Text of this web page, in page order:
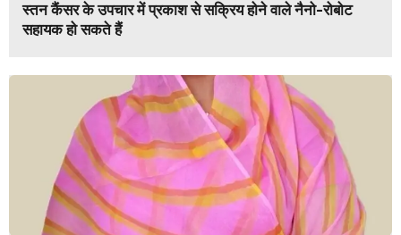
स्तन कैंसर के उपचार में प्रकाश से सक्रिय होने वाले नैनो-रोबोट
सहायक हो सकते हैं